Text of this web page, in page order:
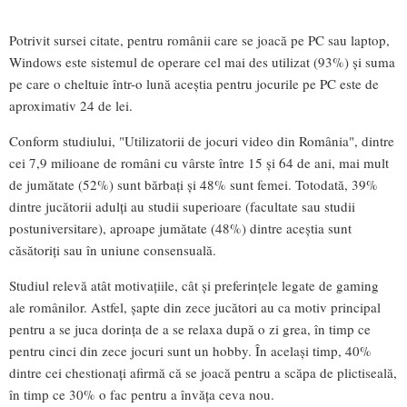
Potrivit sursei citate, pentru românii care se joacă pe PC sau laptop,
Windows este sistemul de operare cel mai des utilizat (93%) şi suma
pe care o cheltuie într-o lună aceştia pentru jocurile pe PC este de
aproximativ 24 de lei.
Conform studiului, "Utilizatorii de jocuri video din România", dintre
cei 7,9 milioane de români cu vârste între 15 şi 64 de ani, mai mult
de jumătate (52%) sunt bărbaţi şi 48% sunt femei. Totodată, 39%
dintre jucătorii adulţi au studii superioare (facultate sau studii
postuniversitare), aproape jumătate (48%) dintre aceştia sunt
căsătoriţi sau în uniune consensuală.
Studiul relevă atât motivaţiile, cât şi preferinţele legate de gaming
ale românilor. Astfel, şapte din zece jucători au ca motiv principal
pentru a se juca dorinţa de a se relaxa după o zi grea, în timp ce
pentru cinci din zece jocuri sunt un hobby. În acelaşi timp, 40%
dintre cei chestionaţi afirmă că se joacă pentru a scăpa de plictiseală,
în timp ce 30% o fac pentru a învăţa ceva nou.